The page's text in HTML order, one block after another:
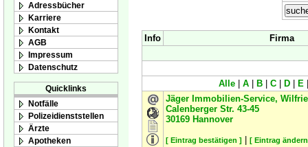
Adressbücher
Karriere
Kontakt
AGB
Impressum
Datenschutz
Quicklinks
Notfälle
Polizeidienststellen
Ärzte
Apotheken
Info Firma
Alle A B C D E
Jäger Immobilien-Service,
Calenberger Str. 43-45
30169 Hannover
[ Eintrag bestätigen ] [ Eintrag